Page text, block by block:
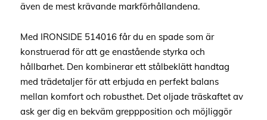
även de mest krävande markförhållandena.
Med IRONSIDE 514016 får du en spade som är
konstruerad för att ge enastående styrka och
hållbarhet. Den kombinerar ett stålbeklätt handtag
med trädetaljer för att erbjuda en perfekt balans
mellan komfort och robusthet. Det oljade träskaftet av
ask ger dig en bekväm greppposition och möjliggör